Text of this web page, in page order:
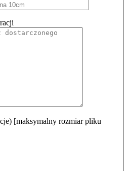
[maksymalny rozmiar pliku